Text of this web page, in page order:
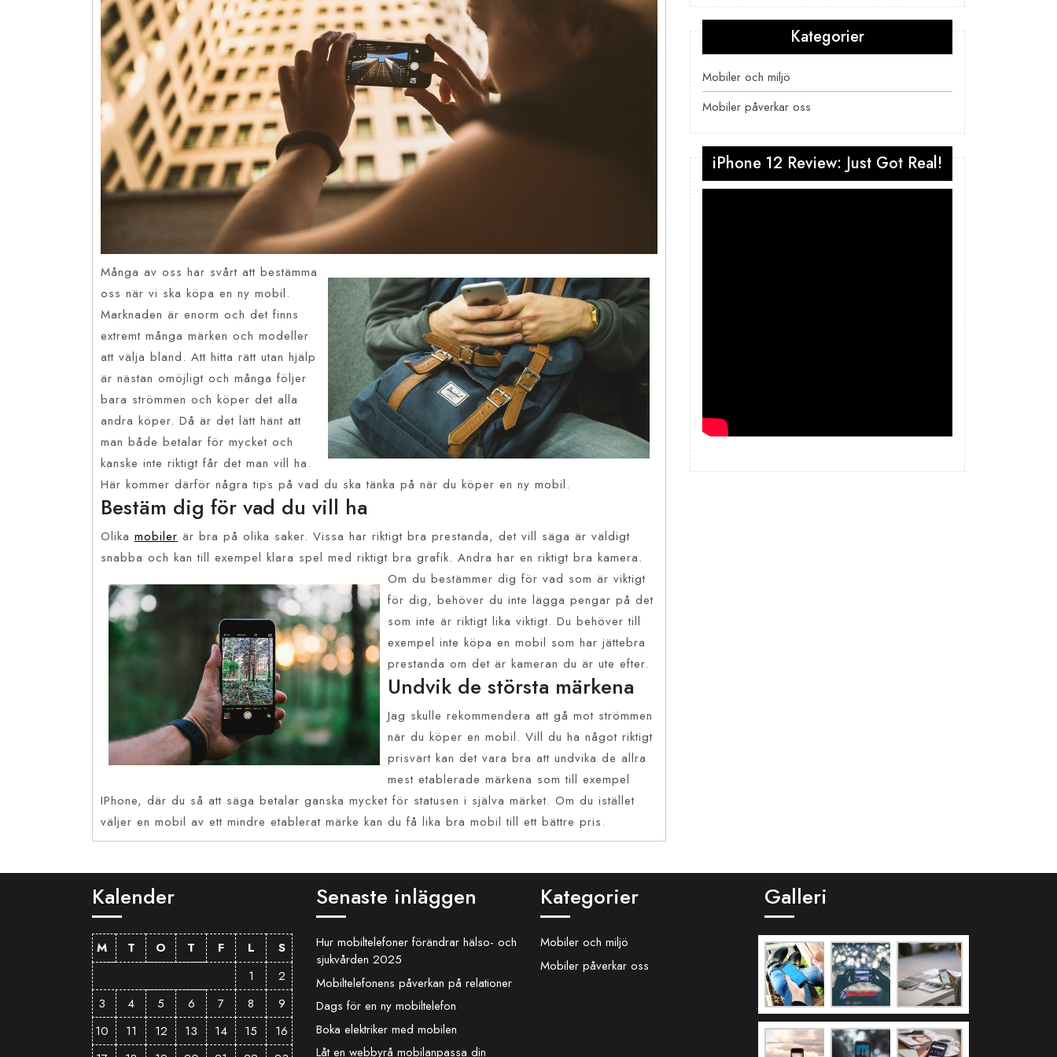
Många av oss har svårt att bestämma
oss när vi ska köpa en ny mobil.
Marknaden är enorm och det finns
extremt många märken och modeller
att välja bland. Att hitta rätt utan hjälp
är nästan omöjligt och många följer
bara strömmen och köper det alla
andra köper. Då är det lätt hänt att
man både betalar för mycket och
kanske inte riktigt får det man vill ha.
Här kommer därför några tips på vad du ska tänka på när du köper en ny mobil.
Bestäm dig för vad du vill ha
Olika mobiler är bra på olika saker. Vissa har riktigt bra prestanda, det vill säga är väldigt
snabba och kan till exempel klara spel med riktigt bra grafik. Andra har en riktigt bra kamera.
Om du bestämmer dig för vad som är viktigt
för dig, behöver du inte lägga pengar på det
som inte är riktigt lika viktigt. Du behöver till
exempel inte köpa en mobil som har jättebra
prestanda om det är kameran du är ute efter.
Undvik de största märkena
Jag skulle rekommendera att gå mot strömmen
när du köper en mobil. Vill du ha något riktigt
prisvärt kan det vara bra att undvika de allra
mest etablerade märkena som till exempel
IPhone, där du så att säga betalar ganska mycket för statusen i själva märket. Om du istället
väljer en mobil av ett mindre etablerat märke kan du få lika bra mobil till ett bättre pris.
Kategorier
Mobiler och miljö
Mobiler påverkar oss
iPhone 12 Review: Just Got Real!
Kalender
M T O T F L
S
1
2
3
4 5 6 7 8
9
10
11 12 13 14 15
16
Senaste inläggen
Hur mobiltelefoner förändrar hälso- och
sjukvården 2025
Mobiltelefonens påverkan på relationer
Dags för en ny mobiltelefon
Boka elektriker med mobilen
Låt en webbyrå mobilanpassa din
Kategorier
Mobiler och miljö
Mobiler påverkar oss
Galleri